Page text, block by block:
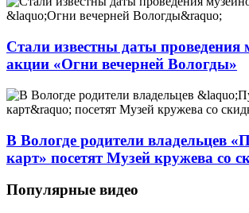
Стали известны даты проведения
акции «Огни вечерней Вологды»
В Вологде родители владельцев
карт» посетят Музей кружева со
Популярные видео